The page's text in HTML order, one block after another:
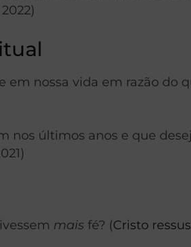
em nossa vida em razão do
nos últimos anos e que
mais fé? (Cristo